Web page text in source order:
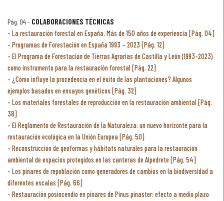
Pág. 04 - COLABORACIONES TÉCNICAS
La restauración forestal en España. Más de 150 años de experiencia [Pág. 04]
Programas de Forestación en España 1993 – 2023 [Pág. 12]
El Programa de Forestación de Tierras Agrarias de Castilla y León (1993-2023)
como instrumento para la restauración forestal [Pág. 22]
¿Cómo influye la procedencia en el éxito de las plantaciones? Algunos
ejemplos basados en ensayos genéticos [Pág. 32]
Los materiales forestales de reproducción en la restauración ambiental [Pág.
38]
El Reglamento de Restauración de la Naturaleza: un nuevo horizonte para la
restauración ecológica en la Unión Europea [Pág. 50]
Reconstrucción de geoformas y hábitats naturales para la restauración
ambiental de espacios protegidos en las canteras de Alpedrete [Pág. 54]
Los pinares de repoblación como generadores de cambios en la biodiversidad a
diferentes escalas [Pág. 66]
Restauración posincendio en pinares de Pinus pinaster: efecto a medio plazo